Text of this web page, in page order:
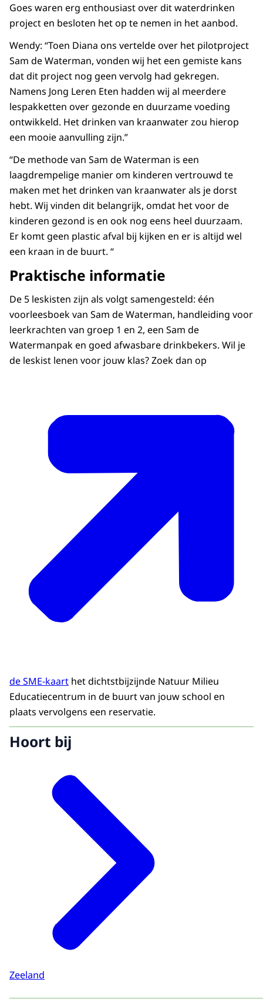
Goes waren erg enthousiast over dit waterdrinken
project en besloten het op te nemen in het aanbod.
Wendy: “Toen Diana ons vertelde over het pilotproject
Sam de Waterman, vonden wij het een gemiste kans
dat dit project nog geen vervolg had gekregen.
Namens Jong Leren Eten hadden wij al meerdere
lespakketten over gezonde en duurzame voeding
ontwikkeld. Het drinken van kraanwater zou hierop
een mooie aanvulling zijn.”
“De methode van Sam de Waterman is een
laagdrempelige manier om kinderen vertrouwd te
maken met het drinken van kraanwater als je dorst
hebt. Wij vinden dit belangrijk, omdat het voor de
kinderen gezond is en ook nog eens heel duurzaam.
Er komt geen plastic afval bij kijken en er is altijd wel
een kraan in de buurt. “
Praktische informatie
De 5 leskisten zijn als volgt samengesteld: één
voorleesboek van Sam de Waterman, handleiding voor
leerkrachten van groep 1 en 2, een Sam de
Watermanpak en goed afwasbare drinkbekers. Wil je
de leskist lenen voor jouw klas? Zoek dan op
de SME-kaart het dichtstbijzijnde Natuur Milieu
Educatiecentrum in de buurt van jouw school en
plaats vervolgens een reservatie.
Hoort bij
Zeeland